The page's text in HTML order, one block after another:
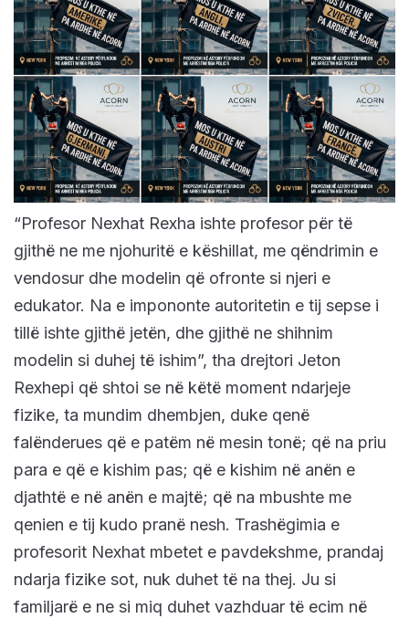
“Profesor Nexhat Rexha ishte profesor për të
gjithë ne me njohuritë e këshillat, me qëndrimin e
vendosur dhe modelin që ofronte si njeri e
edukator. Na e impononte autoritetin e tij sepse i
tillë ishte gjithë jetën, dhe gjithë ne shihnim
modelin si duhej të ishim”, tha drejtori Jeton
Rexhepi që shtoi se në këtë moment ndarjeje
fizike, ta mundim dhembjen, duke qenë
falënderues që e patëm në mesin tonë; që na priu
para e që e kishim pas; që e kishim në anën e
djathtë e në anën e majtë; që na mbushte me
qenien e tij kudo pranë nesh. Trashëgimia e
profesorit Nexhat mbetet e pavdekshme, prandaj
ndarja fizike sot, nuk duhet të na thej. Ju si
familjarë e ne si miq duhet vazhduar të ecim në